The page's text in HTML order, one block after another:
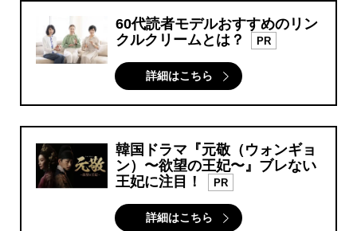
60代読者モデルおすすめのリン
クルクリームとは？
PR
詳細はこちら
韓国ドラマ『元敬（ウォンギョ
ン）〜欲望の王妃〜』ブレない
王妃に注目！
PR
詳細はこちら